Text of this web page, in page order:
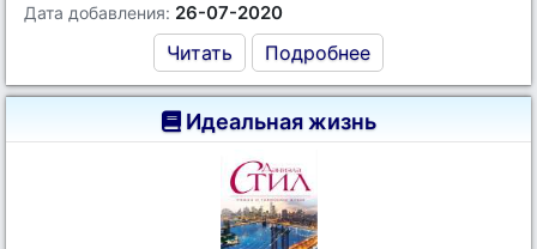
Дата добавления: 26-07-2020
Читать Подробнее
Идеальная жизнь